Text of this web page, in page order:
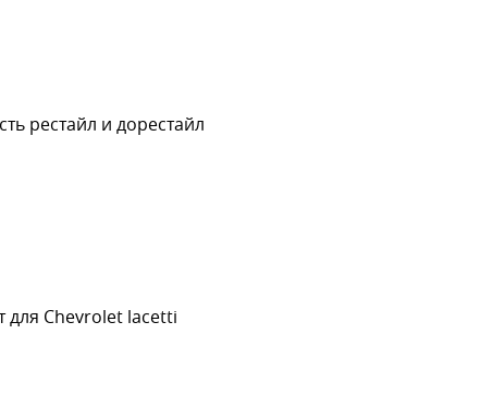
рестайл и дорестайл
Chevrolet lacetti